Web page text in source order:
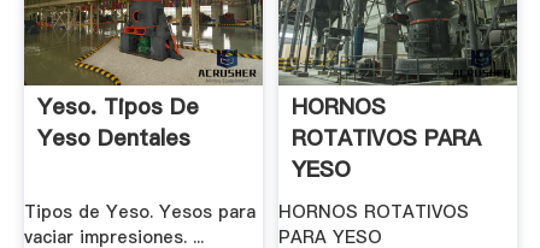
Yeso. Tipos De
Yeso Dentales
Tipos de Yeso. Yesos para
vaciar impresiones. ...
HORNOS
ROTATIVOS PARA
YESO
HORNOS ROTATIVOS
PARA YESO